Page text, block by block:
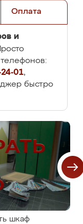
Оплата
и
01,
быстро
шкаф